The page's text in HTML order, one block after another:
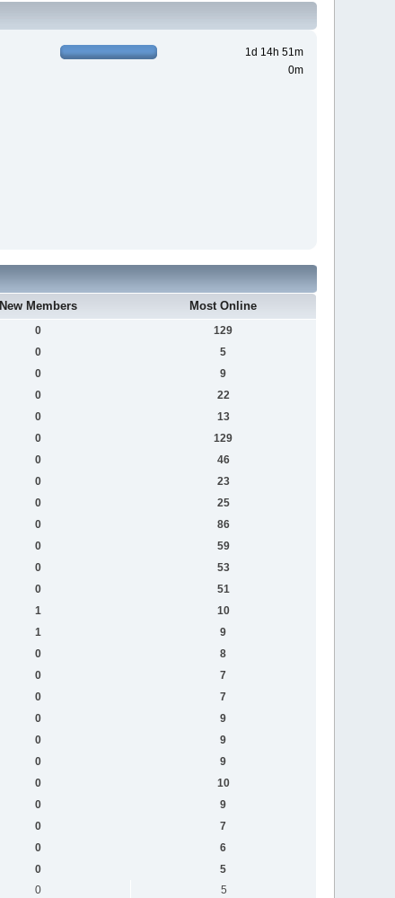
1d 14h 51m
0m
New Members Most Online
0
129
0
5
0
9
0
22
0
13
0
129
0
46
0
23
0
25
0
86
0
59
0
53
0
51
1
10
1
9
0
8
0
7
0
7
0
9
0
9
0
9
0
10
0
9
0
7
0
6
0
5
0
5